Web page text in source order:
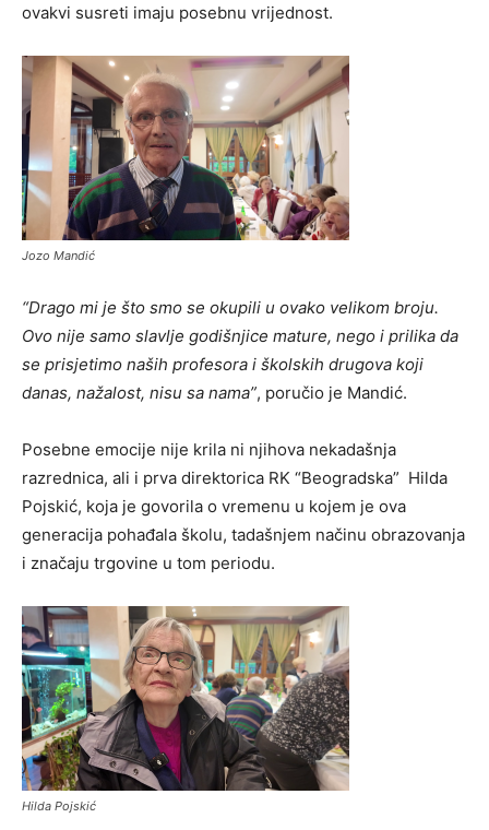
ovakvi susreti imaju posebnu vrijednost.
Jozo Mandić
“Drago mi je što smo se okupili u ovako velikom broju.
Ovo nije samo slavlje godišnjice mature, nego i prilika da
se prisjetimo naših profesora i školskih drugova koji
danas, nažalost, nisu sa nama”, poručio je Mandić.
Posebne emocije nije krila ni njihova nekadašnja
razrednica, ali i prva direktorica RK “Beogradska” Hilda
Pojskić, koja je govorila o vremenu u kojem je ova
generacija pohađala školu, tadašnjem načinu obrazovanja
i značaju trgovine u tom periodu.
Hilda Pojskić